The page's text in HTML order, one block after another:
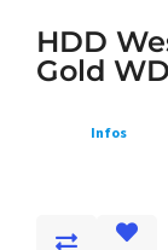
HDD
Gold
Infos